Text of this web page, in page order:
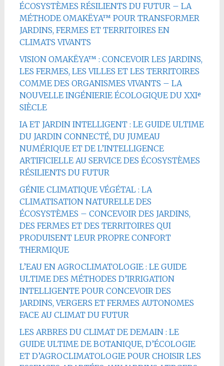
ÉCOSYSTÈMES RÉSILIENTS DU FUTUR – LA
MÉTHODE OMAKËYA™ POUR TRANSFORMER
JARDINS, FERMES ET TERRITOIRES EN
CLIMATS VIVANTS
VISION OMAKËYA™ : CONCEVOIR LES JARDINS,
LES FERMES, LES VILLES ET LES TERRITOIRES
COMME DES ORGANISMES VIVANTS – LA
NOUVELLE INGÉNIERIE ÉCOLOGIQUE DU XXIᵉ
SIÈCLE
IA ET JARDIN INTELLIGENT : LE GUIDE ULTIME
DU JARDIN CONNECTÉ, DU JUMEAU
NUMÉRIQUE ET DE L’INTELLIGENCE
ARTIFICIELLE AU SERVICE DES ÉCOSYSTÈMES
RÉSILIENTS DU FUTUR
GÉNIE CLIMATIQUE VÉGÉTAL : LA
CLIMATISATION NATURELLE DES
ÉCOSYSTÈMES – CONCEVOIR DES JARDINS,
DES FERMES ET DES TERRITOIRES QUI
PRODUISENT LEUR PROPRE CONFORT
THERMIQUE
L’EAU EN AGROCLIMATOLOGIE : LE GUIDE
ULTIME DES MÉTHODES D’IRRIGATION
INTELLIGENTE POUR CONCEVOIR DES
JARDINS, VERGERS ET FERMES AUTONOMES
FACE AU CLIMAT DU FUTUR
LES ARBRES DU CLIMAT DE DEMAIN : LE
GUIDE ULTIME DE BOTANIQUE, D’ÉCOLOGIE
ET D’AGROCLIMATOLOGIE POUR CHOISIR LES